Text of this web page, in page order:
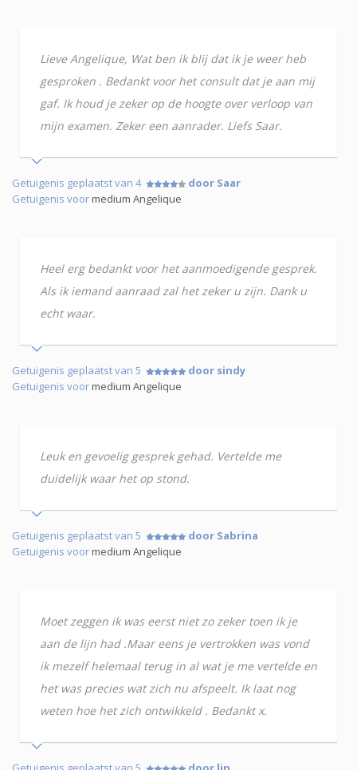
Lieve Angelique, Wat ben ik blij dat ik je weer heb
gesproken . Bedankt voor het consult dat je aan mij
gaf. Ik houd je zeker op de hoogte over verloop van
mijn examen. Zeker een aanrader. Liefs Saar.
Getuigenis geplaatst van 4
door Saar
Getuigenis voormedium Angelique
Heel erg bedankt voor het aanmoedigende gesprek.
Als ik iemand aanraad zal het zeker u zijn. Dank u
echt waar.
Getuigenis geplaatst van 5
door sindy
Getuigenis voormedium Angelique
Leuk en gevoelig gesprek gehad. Vertelde me
duidelijk waar het op stond.
Getuigenis geplaatst van 5
door Sabrina
Getuigenis voormedium Angelique
Moet zeggen ik was eerst niet zo zeker toen ik je
aan de lijn had .Maar eens je vertrokken was vond
ik mezelf helemaal terug in al wat je me vertelde en
het was precies wat zich nu afspeelt. Ik laat nog
weten hoe het zich ontwikkeld . Bedankt x.